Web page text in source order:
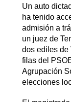
Un auto
ha tenido
admisión a
un juez de
dos ediles de
filas del
Agrupación
elecciones